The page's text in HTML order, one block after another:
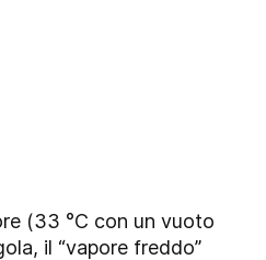
(33 °C con un vuoto
il “vapore freddo”